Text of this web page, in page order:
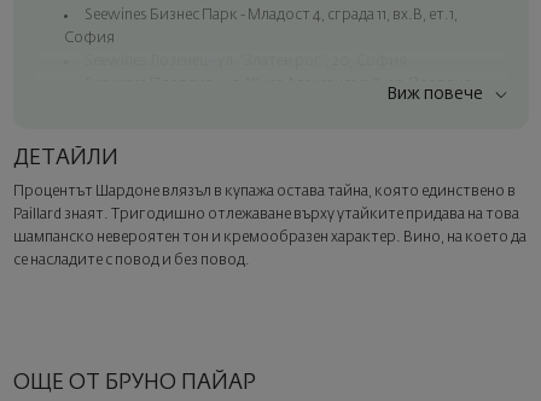
Seewines Бизнес Парк - Младост 4, сграда 11, вх.В, ет.1,
София
Seewines Пловдив - ул. "Княз Александър I", 45, Пловдив
Куриер на Seewines до адрес в рамките на град София
Изненадайте със стил
Добавете луксозна подаръчна опаковка и персонализирана
картичка с ваше пожелание. Изберете тази опция в
Виж повече
ДЕТАЙЛИ
Процентът Шардоне влязъл в купажа остава тайна, която единствено в
Paillard знаят. Тригодишно отлежаване върху утайките придава на това
шампанско невероятен тон и кремообразен характер. Вино, на което да
се насладите с повод и без повод.
ОЩЕ ОТ БРУНО ПАЙАР